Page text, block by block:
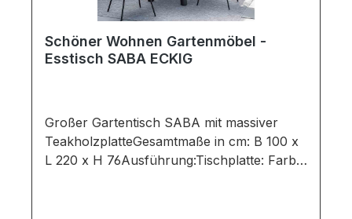
Schöner Wohnen Gartenmöbel -
Esstisch SABA ECKIG
Großer Gartentisch SABA mit massiver
TeakholzplatteGesamtmaße in cm: B 100 x
L 220 x H 76Ausführung:Tischplatte: Farbe: